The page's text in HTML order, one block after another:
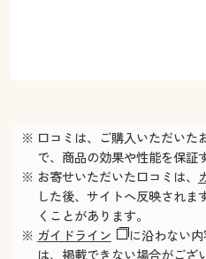
※ 口コミは、ご購入いただいた
で、商品の効果や性能を保証
※ お寄せいただいた口コミは、
した後、サイトへ反映されま
くことがあります。
※ ガイドライン
に沿わない
は、掲載できない場合がござ